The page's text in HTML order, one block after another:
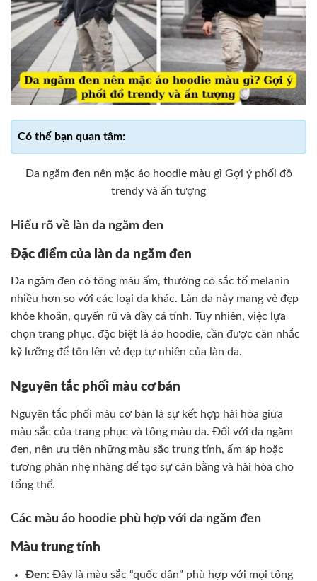
Da ngăm đen nên mặc áo hoodie màu gì Gợi ý phối đồ
trendy và ấn tượng
Hiểu rõ về làn da ngăm đen
Đặc điểm của làn da ngăm đen
Da ngăm đen có tông màu ấm, thường có sắc tố melanin
nhiều hơn so với các loại da khác. Làn da này mang vẻ đẹp
khỏe khoắn, quyến rũ và đầy cá tính. Tuy nhiên, việc lựa
chọn trang phục, đặc biệt là áo hoodie, cần được cân nhắc
kỹ lưỡng để tôn lên vẻ đẹp tự nhiên của làn da.
Nguyên tắc phối màu cơ bản
Nguyên tắc phối màu cơ bản là sự kết hợp hài hòa giữa
màu sắc của trang phục và tông màu da. Đối với da ngăm
đen, nên ưu tiên những màu sắc trung tính, ấm áp hoặc
tương phản nhẹ nhàng để tạo sự cân bằng và hài hòa cho
tổng thể.
Các màu áo hoodie phù hợp với da ngăm đen
Màu trung tính
Đen: Đây là màu sắc “quốc dân” phù hợp với mọi tông